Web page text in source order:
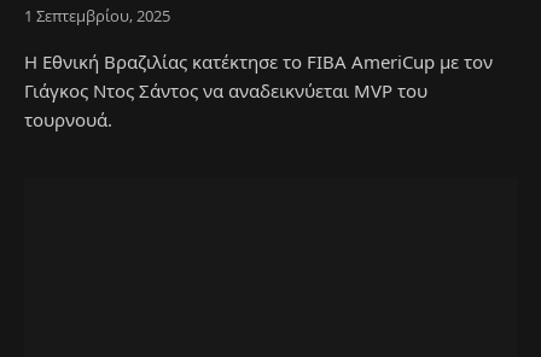
1 Σεπτεμβρίου, 2025
Η Εθνική Βραζιλίας κατέκτησε το FIBA AmeriCup με τον
Γιάγκος Ντος Σάντος να αναδεικνύεται MVP του
τουρνουά.